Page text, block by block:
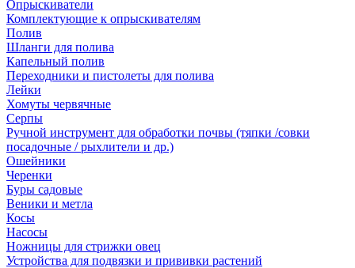
Опрыскиватели
Комплектующие к опрыскивателям
Полив
Шланги для полива
Капельный полив
Переходники и пистолеты для полива
Лейки
Хомуты червячные
Серпы
Ручной инструмент для обработки почвы (тяпки /совки
посадочные / рыхлители и др.)
Ошейники
Черенки
Буры садовые
Веники и метла
Косы
Насосы
Ножницы для стрижки овец
Устройства для подвязки и прививки растений